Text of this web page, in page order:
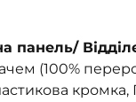
панель/
(100%
кромка,